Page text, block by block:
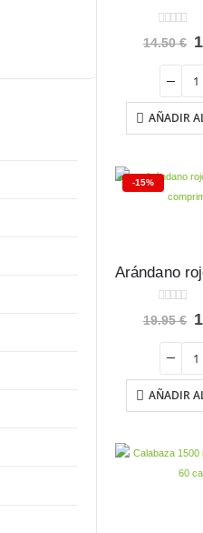
0out of 5
14.50€
AÑADIR
-15%
0out of 5
19.95€
AÑADIR